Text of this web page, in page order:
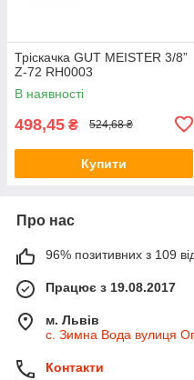
Тріскачка GUT MEISTER 3/8”
Z-72 RH0003
В наявності
498,45 ₴ 524,68 ₴
Купити
Про нас
96% позитивних з 109
Працює з 19.08.2017
м. Львів
с. Зимна Вода вулиця
Контакти